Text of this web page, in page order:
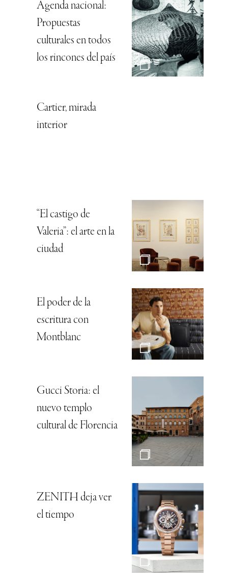
Agenda nacional:
Propuestas
culturales en todos
los rincones del país
Cartier, mirada
interior
“El castigo de
Valeria”: el arte en la
ciudad
El poder de la
escritura con
Montblanc
Gucci Storia: el
nuevo templo
cultural de Florencia
ZENITH deja ver
el tiempo